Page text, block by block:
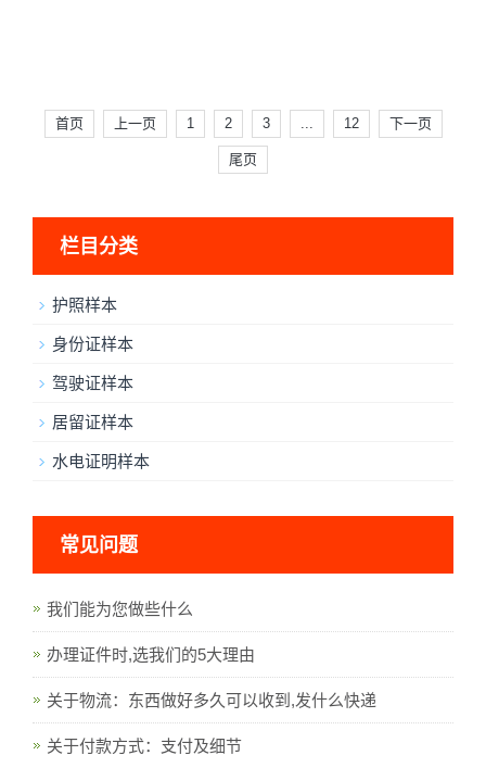
首页 上一页 1 2 3 ... 12 下一页
尾页
栏目分类
护照样本
身份证样本
驾驶证样本
居留证样本
水电证明样本
常见问题
我们能为您做些什么
办理证件时,选我们的5大理由
关于物流：东西做好多久可以收到,发什么快递
关于付款方式：支付及细节